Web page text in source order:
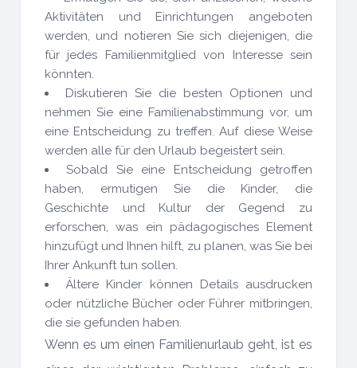
Aktivitäten und Einrichtungen angeboten
werden, und notieren Sie sich diejenigen, die
für jedes Familienmitglied von Interesse sein
könnten.
Diskutieren Sie die besten Optionen und
nehmen Sie eine Familienabstimmung vor, um
eine Entscheidung zu treffen. Auf diese Weise
werden alle für den Urlaub begeistert sein.
Sobald Sie eine Entscheidung getroffen
haben, ermutigen Sie die Kinder, die
Geschichte und Kultur der Gegend zu
erforschen, was ein pädagogisches Element
hinzufügt und Ihnen hilft, zu planen, was Sie bei
Ihrer Ankunft tun sollen.
Ältere Kinder können Details ausdrucken
oder nützliche Bücher oder Führer mitbringen,
die sie gefunden haben.
Wenn es um einen Familienurlaub geht, ist es